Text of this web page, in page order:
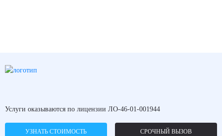
Услуги оказываются по лицензии ЛО-46-01-001944
УЗНАТЬ СТОИМОСТЬ СРОЧНЫЙ ВЫЗОВ